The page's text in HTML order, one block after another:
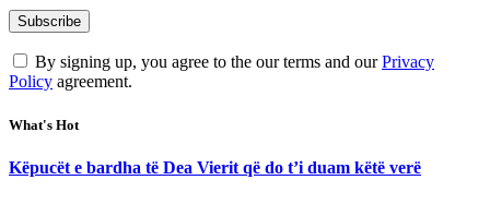
By signing up, you agree to the our terms and ourPrivacy
Policy agreement.
What's Hot
Këpucët e bardha të Dea Vierit që do t’i duam këtë verë